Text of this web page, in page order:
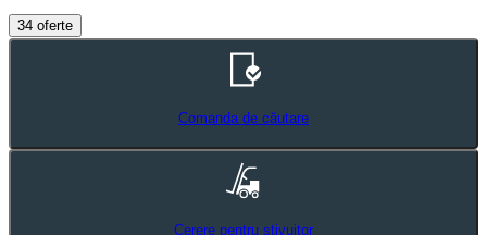
34 oferte
Comanda de căutare
Cerere pentru stivuitor